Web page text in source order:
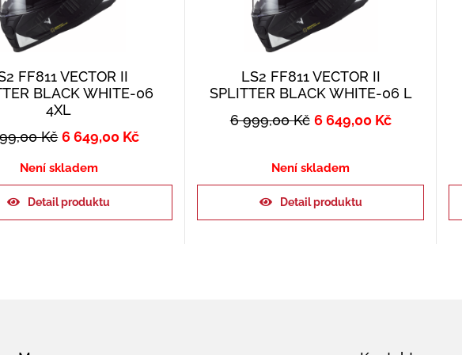
FF811 VECTOR II
BLACK WHITE-06
4XL
Kč 6 649,00 Kč
Není skladem
Detail produktu
LS2 FF811 VECTOR II
SPLITTER BLACK WHITE-06 L
6 999,00Kč 6 649,00 Kč
Není skladem
Detail produktu